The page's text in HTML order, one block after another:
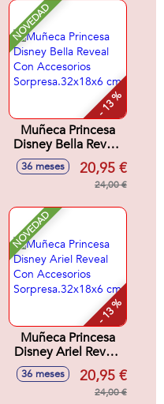
NOVEDAD
- 13 %
Muñeca Princesa
Disney Bella Reveal
Con Accesorios
Sorpresa.32x18x6
36 meses 20,95 €
24,00 €
NOVEDAD
- 13 %
Muñeca Princesa
Disney Ariel Reveal
Con Accesorios
Sorpresa.32x18x6
36 meses 20,95 €
24,00 €